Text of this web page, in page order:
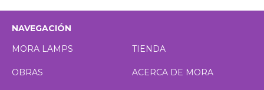
NAVEGACIÓN
MORA LAMPS
TIENDA
OBRAS ACERCA DE MORA